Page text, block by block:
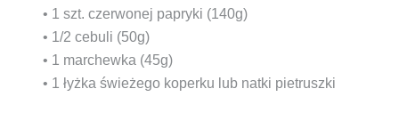
• 1 szt. czerwonej papryki (140g)
• 1/2 cebuli (50g)
• 1 marchewka (45g)
• 1 łyżka świeżego koperku lub natki pietruszki